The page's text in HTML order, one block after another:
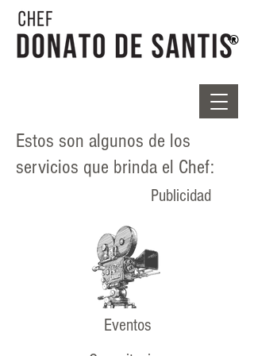
®
Publicidad
Eventos
Estos son algunos de los
servicios que brinda el Chef: